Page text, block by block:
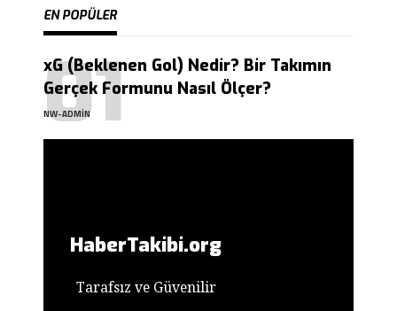
EN POPÜLER
xG (Beklenen Gol) Nedir? Bir Takımın
Gerçek Formunu Nasıl Ölçer?
NW-ADMIN
HaberTakibi.org
Tarafsız ve Güvenilir